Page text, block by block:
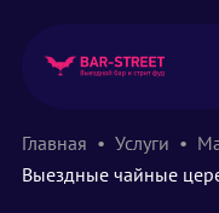
Главная Услуги
Выездные чайные